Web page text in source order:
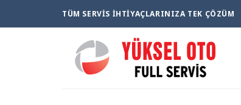
TÜM SERVIS İHTIYAÇLARINIZA TEK ÇÖZÜM